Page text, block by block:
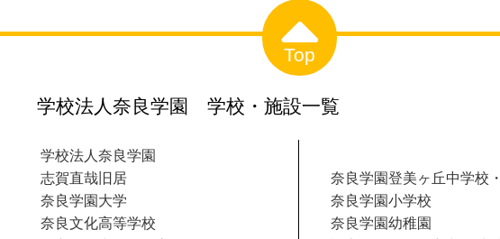
Top
学校法人奈良学園 学校・施設一覧
学校法人奈良学園
志賀直哉旧居
奈良学園大学
奈良文化高等学校
奈良学園登美ヶ丘中学校
奈良学園小学校
奈良学園幼稚園